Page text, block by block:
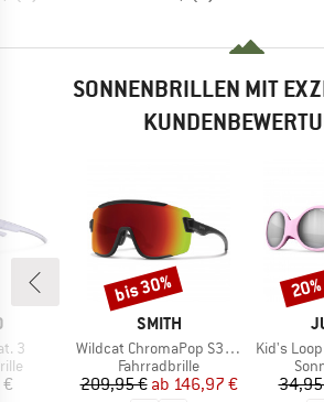
SONNENBRILLEN MIT
3
MARKE
SMITH
Artikel
Wildcat ChromaPop S3(VLT 15%) + S0(VLT 90%)
Produktgruppe
Fahrradbrille
Preis
209,95 € reduzierter Preis
ab 146,97 €
Rabatt
bis 30%
Artikel
Kid's Loop
20%